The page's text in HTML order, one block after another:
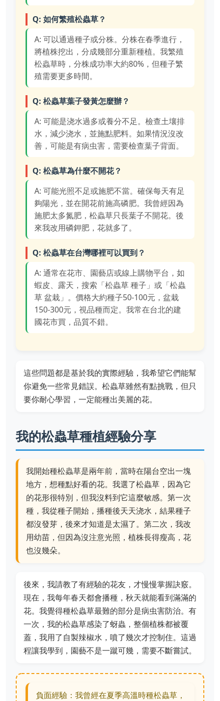
Q: 如何繁殖松蟲草？
A: 可以通過種子或分株。分株在春季進行，
將植株挖出，分成幾部分重新種植。我繁殖
松蟲草時，分株成功率大約80%，但種子繁
殖需要更多時間。
Q: 松蟲草葉子發黃怎麼辦？
A: 可能是浇水過多或養分不足。檢查土壤排
水，減少浇水，並施點肥料。如果情況沒改
善，可能是有病虫害，需要檢查葉子背面。
Q: 松蟲草為什麼不開花？
A: 可能光照不足或施肥不當。確保每天有足
夠陽光，並在開花前施高磷肥。我曾經因為
施肥太多氮肥，松蟲草只長葉子不開花。後
來我改用磷鉀肥，花就多了。
Q: 松蟲草在台灣哪裡可以買到？
A: 通常在花市、園藝店或線上購物平台，如
蝦皮、露天，搜索「松蟲草 種子」或「松蟲
草 盆栽」。價格大約種子50-100元，盆栽
150-300元，視品種而定。我常在台北的建
國花市買，品質不錯。
這些問題都是基於我的實際經驗，我希望它們能幫
你避免一些常見錯誤。松蟲草雖然有點挑戰，但只
要你耐心學習，一定能種出美麗的花。
我的松蟲草種植經驗分享
我開始種松蟲草是兩年前，當時在陽台空出一塊
地方，想種點好看的花。我選了松蟲草，因為它
的花形很特別，但我沒料到它這麼敏感。第一次
種，我從種子開始，播種後天天浇水，結果種子
都沒發芽，後來才知道是太濕了。第二次，我改
用幼苗，但因為沒注意光照，植株長得瘦高，花
也沒幾朵。
後來，我請教了有經驗的花友，才慢慢掌握訣竅。
現在，我每年春天都會播種，秋天就能看到滿滿的
花。我覺得種松蟲草最難的部分是病虫害防治。有
一次，我的松蟲草感染了蚜蟲，整個植株都被覆
蓋，我用了自製辣椒水，噴了幾次才控制住。這過
程讓我學到，園藝不是一蹴可幾，需要不斷嘗試。
負面經驗：我曾經在夏季高溫時種松蟲草，